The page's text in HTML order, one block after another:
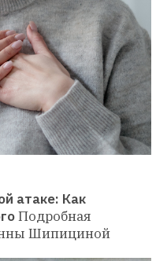
атаке: Как
Подробная
Шипициной